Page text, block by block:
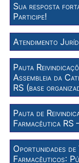
Sua resposta
Participe!
Atendimento
Pauta
Assembleia da
RS (base
Pauta de
Farmacêutica RS
Oportunidades de
Farmacêuticos: